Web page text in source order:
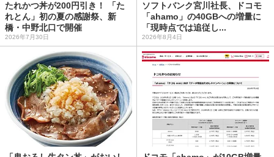
たれかつ丼が200円引き！ 「た
れとん」初の夏の感謝祭、新
橋・中野北口で開催
2026年7月30日
ソフトバンク宮川社長、ドコモ
「ahamo」の40GBへの増量に
「現時点では追従し...
2026年8月4日